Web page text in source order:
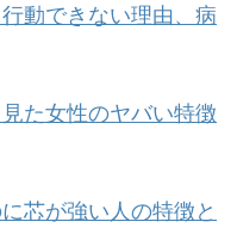
動できない理由、病
た女性のヤバい特徴
芯が強い人の特徴と